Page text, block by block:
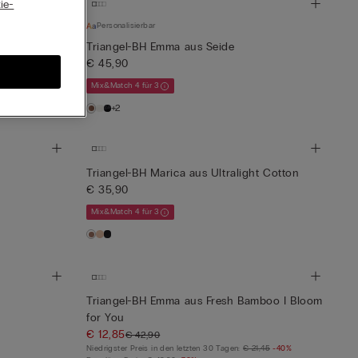
Personalisierbar
Triangel-BH Emma aus Seide
€ 45,90
Mix&Match 4 für 3
+2
Triangel-BH Marica aus Ultralight Cotton
€ 35,90
Mix&Match 4 für 3
Triangel-BH Emma aus Fresh Bamboo I Bloom
for You
€ 12,85€ 42,90
Niedrigster Preis in den letzten 30 Tagen:€ 21,45 -40%